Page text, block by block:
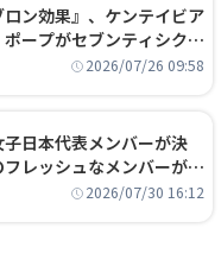
ロン効果』、ケンテイビア
ープがセブンティシクサ
2026/07/26 09:58
子日本代表メンバーが決
レッシュなメンバーが日
狙う
2026/07/30 16:12